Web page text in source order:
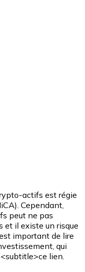
actifs est régie
Cependant,
peut ne pas
et il existe un risque
important de lire
qui
lien.